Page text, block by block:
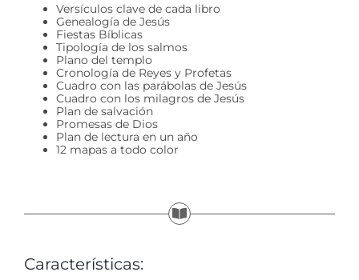
Versículos clave de cada libro
Genealogía de Jesús
Fiestas Bíblicas
Tipología de los salmos
Plano del templo
Cronología de Reyes y Profetas
Cuadro con las parábolas de Jesús
Cuadro con los milagros de Jesús
Plan de salvación
Promesas de Dios
Plan de lectura en un año
12 mapas a todo color
Características: